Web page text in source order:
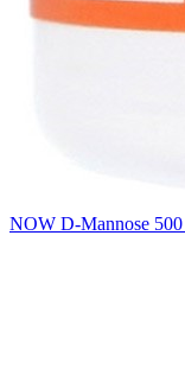
NOW D-Mannose